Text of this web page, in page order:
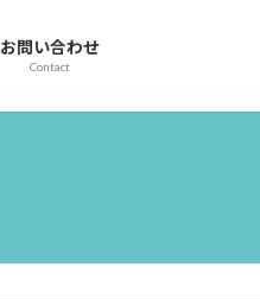
お問い合わせ
Contact